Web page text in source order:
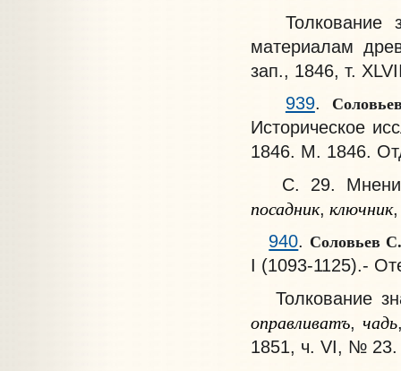
Толкование
материалам
зап., 1846, т.
939.
Историческое
1846. М. 1846.
С. 29. Мнение
посадник, ключник,
940. Соловьев
I (1093-1125).-
Толкование
оправливатъ, чадь
1851, ч. VI, № 23.